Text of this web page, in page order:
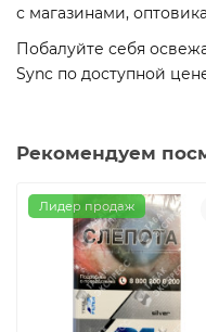
с магазинами,
Побалуйте себя
Sync по доступной
Рекомендуем
Лидер продаж